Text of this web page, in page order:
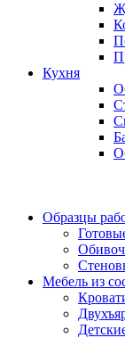
Кухня
Образцы
Мебель из